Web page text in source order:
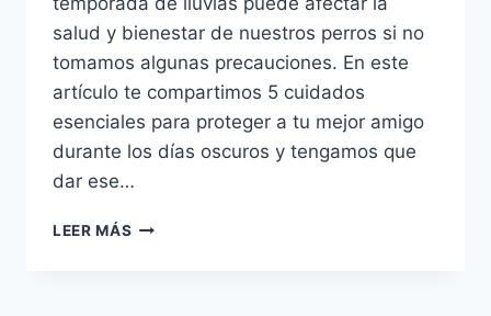
salud y bienestar de nuestros perros si no
tomamos algunas precauciones. En este
artículo te compartimos 5 cuidados
esenciales para proteger a tu mejor amigo
durante los días oscuros y tengamos que
dar ese…
LEER MÁS PASEO